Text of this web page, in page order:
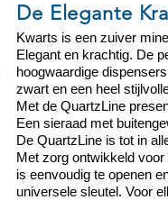
De Elegante
Kwarts is een zuiver
Elegant en krachtig. De
hoogwaardige
zwart en een heel
Met de QuartzLine
Een sieraad met
De QuartzLine is tot in
Met zorg ontwikkeld
is eenvoudig te openen
universele sleutel. Voor